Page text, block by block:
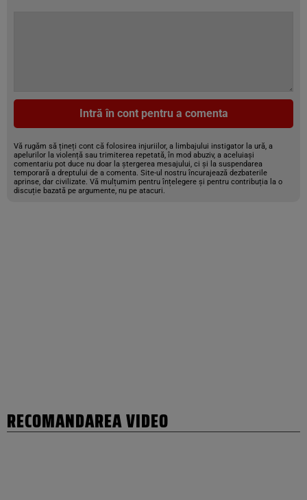
Intră în cont pentru a comenta
Vă rugăm să țineți cont că folosirea injuriilor, a limbajului instigator la ură, a
apelurilor la violență sau trimiterea repetată, în mod abuziv, a aceluiași
comentariu pot duce nu doar la ștergerea mesajului, ci și la suspendarea
temporară a dreptului de a comenta. Site-ul nostru încurajează dezbaterile
aprinse, dar civilizate. Vă mulțumim pentru înțelegere și pentru contribuția la o
discuție bazată pe argumente, nu pe atacuri.
RECOMANDAREA VIDEO